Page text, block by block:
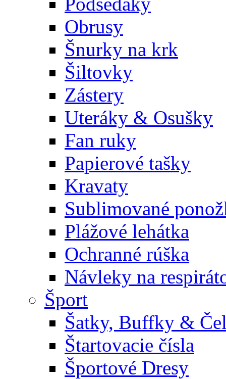
Obrusy
Šnurky na krk
Šiltovky
Zástery
Uteráky & Osušky
Fan ruky
Papierové tašky
Kravaty
Sublimované
Plážové lehátka
Ochranné rúška
Návleky na
Šport
Šatky, Buffky &
Štartovacie čísla
Športové Dresy